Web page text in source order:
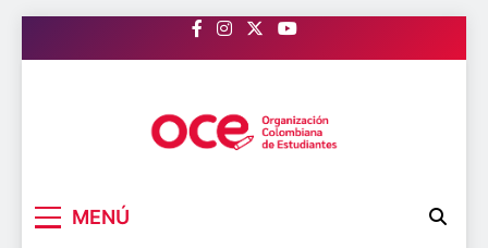
al
MENÚ